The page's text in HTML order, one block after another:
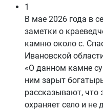
1
В мае 2026 года в
заметки о
камню около с.
Ивановской
«О данном камне
ним зарыт
рассказывают, что
охраняет село и не